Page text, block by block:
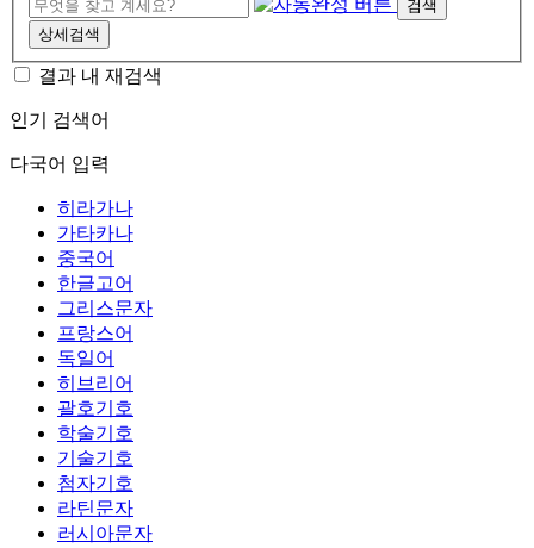
검색
상세검색
결과 내 재검색
인기 검색어
다국어 입력
히라가나
가타카나
중국어
한글고어
그리스문자
프랑스어
독일어
히브리어
괄호기호
학술기호
기술기호
첨자기호
라틴문자
러시아문자